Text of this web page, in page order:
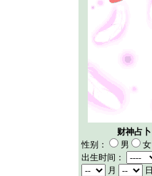
财神占卜
性别：
男
女
出生时间：
月
日